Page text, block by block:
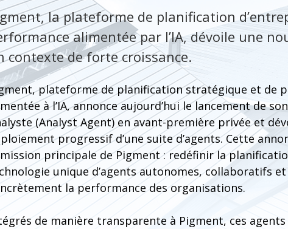
la plateforme de planification
alimentée par l’IA, dévoile une
contexte de forte croissance.
plateforme de planification stratégique et de
à l’IA, annonce aujourd’hui le lancement de
(Analyst Agent) en avant-première privée et
progressif d’une suite d’agents. Cette
principale de Pigment : redéfinir la
unique d’agents autonomes, collaboratifs
la performance des organisations.
de manière transparente à Pigment, ces